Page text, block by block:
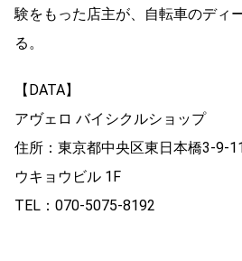
験をもった店主が、自転車のディ
る。
【DATA】
アヴェロ バイシクルショップ
住所：東京都中央区東日本橋3-9-
ウキョウビル 1F
TEL：070-5075-8192